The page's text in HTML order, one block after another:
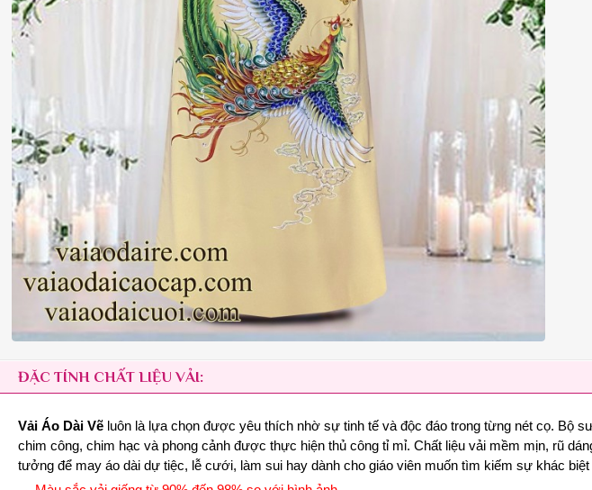
ĐẶC TÍNH CHẤT LIỆU VẢI:
Vải Áo Dài Vẽ luôn là lựa chọn được yêu thích nhờ sự tinh tế và độc đáo trong từng nét cọ. Bộ
chim công, chim hạc và phong cảnh được thực hiện thủ công tỉ mỉ. Chất liệu vải mềm mịn, rũ
tưởng để may áo dài dự tiệc, lễ cưới, làm sui hay dành cho giáo viên muốn tìm kiếm sự khác biệt